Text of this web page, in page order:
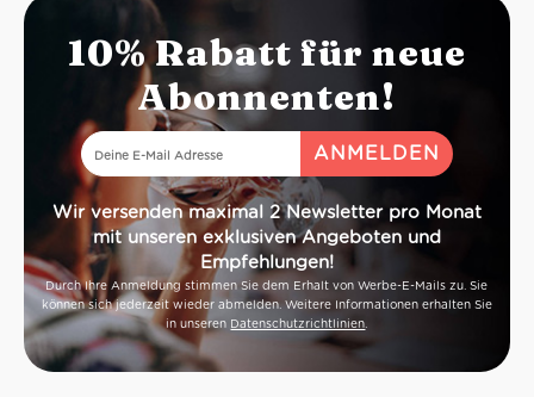
10% Rabatt für neue
Abonnenten!
Wir versenden maximal 2 Newsletter pro Monat
mit unseren exklusiven Angeboten und
Empfehlungen!
Durch Ihre Anmeldung stimmen Sie dem Erhalt von Werbe-E-Mails zu. Sie
können sich jederzeit wieder abmelden. Weitere Informationen erhalten Sie
in unseren Datenschutzrichtlinien